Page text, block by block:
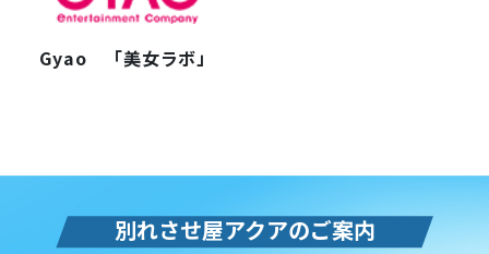
Gyao 「美女ラボ」
別れさせ屋アクアのご案内